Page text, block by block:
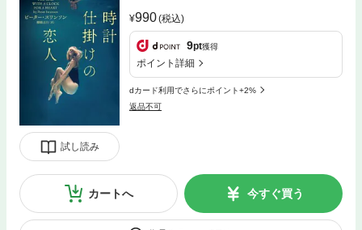
試し読み
990(税込)
9pt獲得
ポイント詳細
dカード利用でさらにポイント+2%
返品不可
カートへ 今すぐ買う